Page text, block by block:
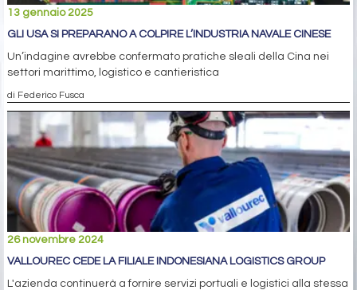
13 gennaio 2025
GLI USA SI PREPARANO A COLPIRE L’INDUSTRIA NAVALE CINESE
Un’indagine avrebbe confermato pratiche sleali della Cina nei
settori marittimo, logistico e cantieristica
di Federico Fusca
26 novembre 2024
VALLOUREC CEDE LA FILIALE INDONESIANA LOGISTICS GROUP
L'azienda continuerà a fornire servizi portuali e logistici alla stessa